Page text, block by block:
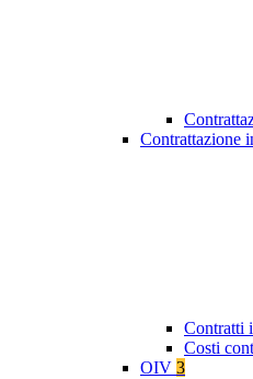
Contrattazione
Contratti
Costi
OIV 3